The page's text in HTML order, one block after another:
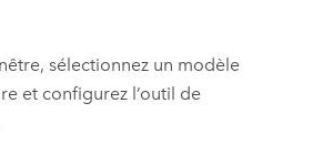
sélectionnez un modèle
et configurez l’outil de